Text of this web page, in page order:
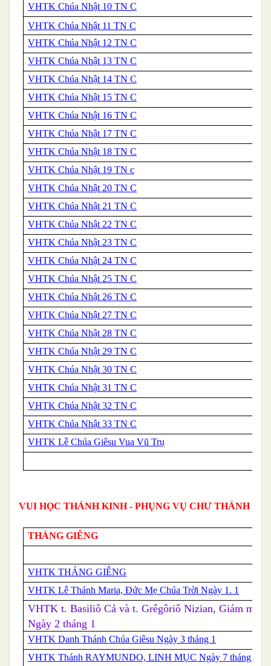
VHTK Chúa Nhật 10 TN C
VHTK Chúa Nhật 11 TN C
VHTK Chúa Nhật 12 TN C
VHTK Chúa Nhật 13 TN C
VHTK Chúa Nhật 14 TN C
VHTK Chúa Nhật 15 TN C
VHTK Chúa Nhật 16 TN C
VHTK Chúa Nhật 17 TN C
VHTK Chúa Nhật 18 TN C
VHTK Chúa Nhật 19 TN c
VHTK Chúa Nhật 20 TN C
VHTK Chúa Nhật 21 TN C
VHTK Chúa Nhật 22 TN C
VHTK Chúa Nhật 23 TN C
VHTK Chúa Nhật 24 TN C
VHTK Chúa Nhật 25 TN C
VHTK Chúa Nhật 26 TN C
VHTK Chúa Nhật 27 TN C
VHTK Chúa Nhật 28 TN C
VHTK Chúa Nhật 29 TN C
VHTK Chúa Nhật 30 TN C
VHTK Chúa Nhật 31 TN C
VHTK Chúa Nhật 32 TN C
VHTK Chúa Nhật 33 TN C
VHTK Lễ Chúa Giêsu Vua Vũ Trụ
VUI HỌC THÁNH KINH - PHỤNG VỤ CHƯ THÁNH
THÁNG GIÊNG
VHTK THÁNG GIÊNG
VHTK Lễ Thánh Maria, Đức Mẹ Chúa Trời Ngày 1. 1
VHTK t. Basiliô Cả và t. Grêgôriô Nizian, Giám mục,
Ngày 2 tháng 1
VHTK Danh Thánh Chúa Giêsu Ngày 3 tháng 1
VHTK Thánh RAYMUNDO, LINH MỤC Ngày 7 tháng 1